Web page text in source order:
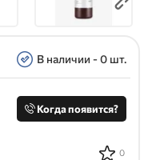
В наличии - 0 шт.
Когда появится?
0